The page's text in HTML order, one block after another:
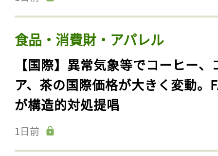
食品・消費財・アパレル
【国際】異常気象等でコーヒー、
ア、茶の国際価格が大きく変動。
が構造的対処提唱
1日前